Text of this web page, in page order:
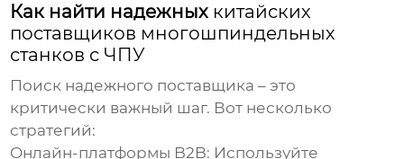
Как найти надежных китайских
поставщиков многошпиндельных
станков с ЧПУ
Поиск надежного поставщика – это
критически важный шаг. Вот несколько
стратегий:
Онлайн-платформы B2B: Используйте